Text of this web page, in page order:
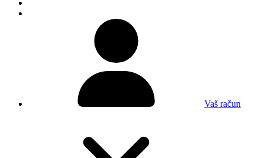
Vaš račun